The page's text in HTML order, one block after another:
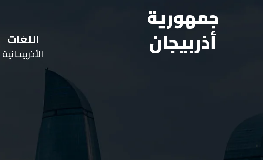
جمهورية
أذربيجان اللغات
الأذربيجانية